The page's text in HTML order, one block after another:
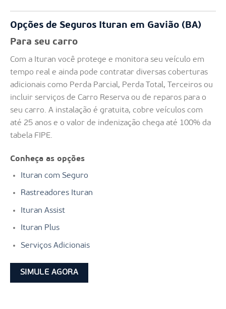
Opções de Seguros Ituran em Gavião (BA)
Para seu carro
Com a Ituran você protege e monitora seu veículo em
tempo real e ainda pode contratar diversas coberturas
adicionais como Perda Parcial, Perda Total, Terceiros ou
incluir serviços de Carro Reserva ou de reparos para o
seu carro. A instalação é gratuita, cobre veículos com
até 25 anos e o valor de indenização chega até 100% da
tabela FIPE.
Conheça as opções
Ituran com Seguro
Rastreadores Ituran
Ituran Assist
Ituran Plus
Serviços Adicionais
SIMULE AGORA